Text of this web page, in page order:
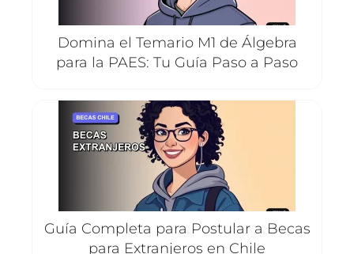
Domina el Temario M1 de Álgebra
para la PAES: Tu Guía Paso a Paso
Guía Completa para Postular a Becas
para Extranjeros en Chile